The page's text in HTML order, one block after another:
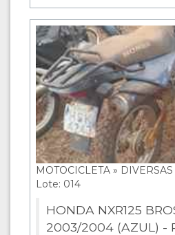
MOTOCICLETA » DIVERSAS
Lote: 014
HONDA NXR125
2003/2004 (AZUL) -